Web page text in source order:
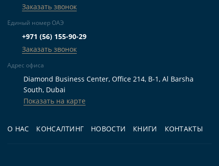
О НАС КОНСАЛТИНГ НОВОСТИ КНИГИ КОНТАКТЫ
Заказать звонок
Единый номер ОАЭ
+971 (56) 155-90-29
Заказать звонок
Адрес офиса
Diamond Business Center, Office 214, B-1, Al Barsha
South, Dubai
Показать на карте